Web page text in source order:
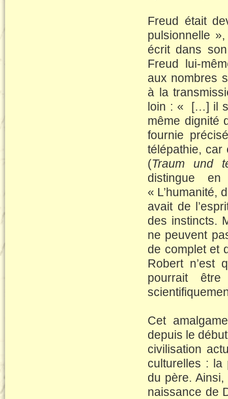
Freud était
pulsionnelle
écrit dans
Freud lui-
aux nombres
à la
loin : « […] il
même dignité
fournie
télépathie, car
(Traum und
distingue
« L’humanité,
avait de
des instincts.
ne peuvent
de complet et
Robert n’est
pourrait
Cet
depuis le
civilisation
culturelles : la
du père.
naissance de